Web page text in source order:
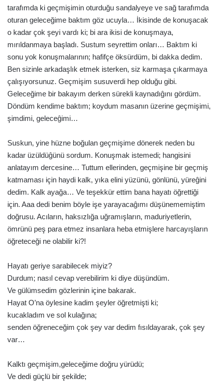
tarafımda ki geçmişimin oturduğu sandalyeye ve sağ tarafımda
oturan geleceğime baktım göz ucuyla… İkisinde de konuşacak
o kadar çok şeyi vardı ki; bi ara ikisi de konuşmaya,
mırıldanmaya başladı. Sustum seyrettim onları… Baktım ki
sonu yok konuşmalarının; hafifçe öksürdüm, bi dakka dedim.
Ben sizinle arkadaşlık etmek isterken, siz karmaşa çıkarmaya
çalışıyorsunuz. Geçmişim susuverdi hep olduğu gibi.
Geleceğime bir bakayım derken sürekli kaynadıĝını gördüm.
Döndüm kendime baktım; koydum masanın üzerine geçmişimi,
şimdimi, geleceĝimi…
Suskun, yine hüzne boğulan geçmişime dönerek neden bu
kadar üzüldüĝünü sordum. Konuşmak istemedi; hangisini
anlatayım dercesine… Tuttum ellerinden, geçmişine bir geçmiş
katmaması için haydi kalk, yıka elini yüzünü, gönlünü, yüreĝini
dedim. Kalk ayağa… Ve teşekkür ettim bana hayatı öğrettiği
için. Aaa dedi benim böyle işe yarayacaĝımı düşünememiştim
doğrusu. Acıların, haksızlığa uğramışların, maduriyetlerin,
ömrünü peş para etmez insanlara heba etmişlere harcayışların
öğreteceği ne olabilir ki?!
Hayatı geriye sarabilecek miyiz?
Durdum; nasıl cevap verebilirim ki diye düşündüm.
Ve gülümsedim gözlerinin içine bakarak.
Hayat O’na öylesine kadim şeyler öğretmişti ki;
kucakladım ve sol kulağına;
senden öğreneceğim çok şey var dedim fısıldayarak, çok şey
var…
Kalktı geçmişim,geleceğime doğru yürüdü;
Ve dedi güçlü bir şekilde;